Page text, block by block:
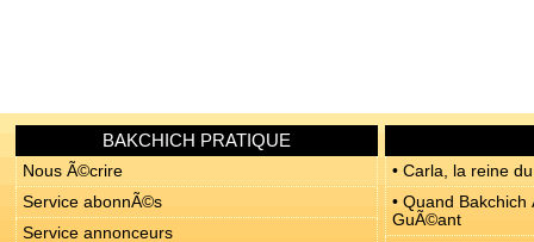
BAKCHICH PRATIQUE
Nous Ã©crire
Service abonnÃ©s
Service annonceurs
• Carla, la reine
• Quand
GuÃ©ant